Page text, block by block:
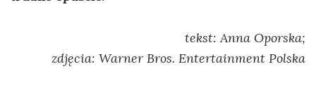
tekst: Anna Oporska;
zdjęcia: Warner Bros. Entertainment Polska